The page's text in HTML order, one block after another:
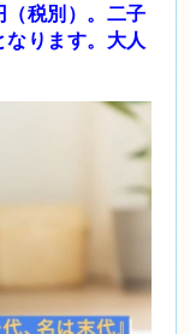
税別）。二子
ります。大人